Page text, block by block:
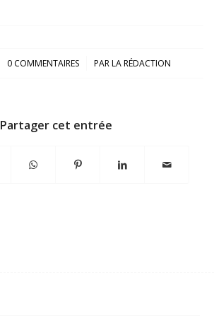
0 COMMENTAIRES
/ PARLA RÉDACTION
Partager cet entrée